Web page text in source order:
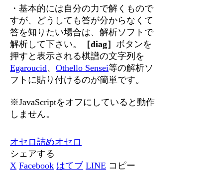
・基本的には自分の力で解くもので
すが、どうしても答が分からなくて
答を知りたい場合は、解析ソフトで
解析して下さい。
［diag］ ボタンを
押すと表示される棋譜の文字列を
Egaroucid、Othello Sensei等の解析ソ
フトに貼り付けるのが簡単です。
※JavaScriptをオフにしていると動作
しません。
オセロ詰めオセロ
シェアする
X Facebook はてブ LINE コピー